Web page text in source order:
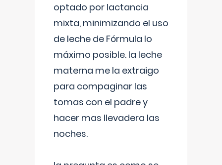
optado por lactancia
mixta, minimizando el uso
de leche de Fórmula lo
máximo posible. la leche
materna me la extraigo
para compaginar las
tomas con el padre y
hacer mas llevadera las
noches.